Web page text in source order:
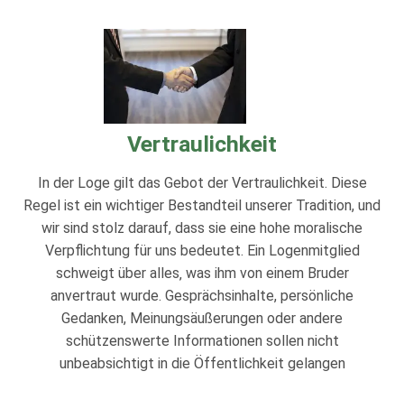
Vertraulichkeit
In der Loge gilt das Gebot der Vertraulichkeit. Diese
Regel ist ein wichtiger Bestandteil unserer Tradition, und
wir sind stolz darauf, dass sie eine hohe moralische
Verpflichtung für uns bedeutet. Ein Logenmitglied
schweigt über alles‚ was ihm von einem Bruder
anvertraut wurde. Gesprächsinhalte, persönliche
Gedanken, Meinungsäußerungen oder andere
schützenswerte Informationen sollen nicht
unbeabsichtigt in die Öffentlichkeit gelangen